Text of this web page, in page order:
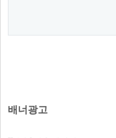
배너광고